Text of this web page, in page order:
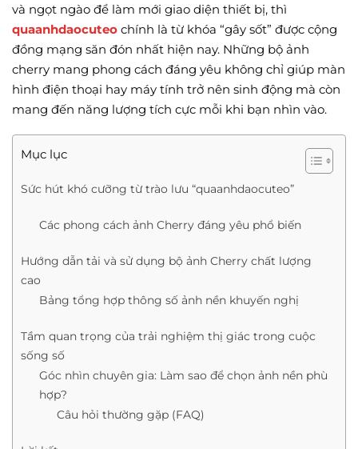
và ngọt ngào để làm mới giao diện thiết bị, thì
quaanhdaocuteo chính là từ khóa “gây sốt” được cộng
đồng mạng săn đón nhất hiện nay. Những bộ ảnh
cherry mang phong cách đáng yêu không chỉ giúp màn
hình điện thoại hay máy tính trở nên sinh động mà còn
mang đến năng lượng tích cực mỗi khi bạn nhìn vào.
Mục lục
Sức hút khó cưỡng từ trào lưu “quaanhdaocuteo”
Các phong cách ảnh Cherry đáng yêu phổ biến
Hướng dẫn tải và sử dụng bộ ảnh Cherry chất lượng
cao
Bảng tổng hợp thông số ảnh nền khuyến nghị
Tầm quan trọng của trải nghiệm thị giác trong cuộc
sống số
Góc nhìn chuyên gia: Làm sao để chọn ảnh nền phù
hợp?
Câu hỏi thường gặp (FAQ)